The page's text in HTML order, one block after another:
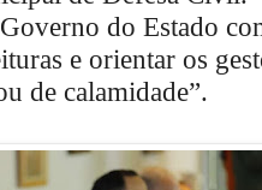
do Estado
e orientar os
de calamidade”.